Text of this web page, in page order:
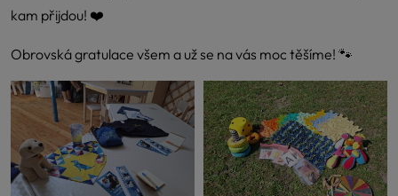
kam přijdou! ❤️
Obrovská gratulace všem a už se na vás moc těšíme! 🐾